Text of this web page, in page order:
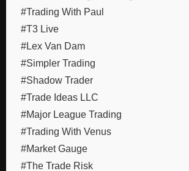
#Trading With Paul
#T3 Live
#Lex Van Dam
#Simpler Trading
#Shadow Trader
#Trade Ideas LLC
#Major League Trading
#Trading With Venus
#Market Gauge
#The Trade Risk